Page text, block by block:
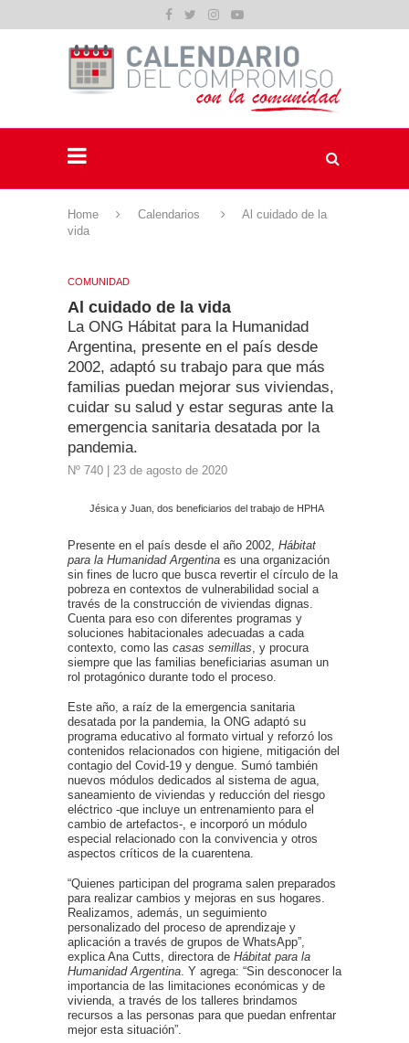
Home Calendarios
Al cuidado de la
vida
COMUNIDAD
Al cuidado de la vida
La ONG Hábitat para la Humanidad
Argentina, presente en el país desde
2002, adaptó su trabajo para que más
familias puedan mejorar sus viviendas,
cuidar su salud y estar seguras ante la
emergencia sanitaria desatada por la
pandemia.
Nº 740 | 23 de agosto de 2020
Jésica y Juan, dos beneficiarios del trabajo de HPHA
Presente en el país desde el año 2002, Hábitat
para la Humanidad Argentina es una organización
sin fines de lucro que busca revertir el círculo de la
pobreza en contextos de vulnerabilidad social a
través de la construcción de viviendas dignas.
Cuenta para eso con diferentes programas y
soluciones habitacionales adecuadas a cada
contexto, como las casas semillas , y procura
siempre que las familias beneficiarias asuman un
rol protagónico durante todo el proceso.
Este año, a raíz de la emergencia sanitaria
desatada por la pandemia, la ONG adaptó su
programa educativo al formato virtual y reforzó los
contenidos relacionados con higiene, mitigación del
contagio del Covid-19 y dengue. Sumó también
nuevos módulos dedicados al sistema de agua,
saneamiento de viviendas y reducción del riesgo
eléctrico -que incluye un entrenamiento para el
cambio de artefactos-, e incorporó un módulo
especial relacionado con la convivencia y otros
aspectos críticos de la cuarentena.
“Quienes participan del programa salen preparados
para realizar cambios y mejoras en sus hogares.
Realizamos, además, un seguimiento
personalizado del proceso de aprendizaje y
aplicación a través de grupos de WhatsApp”,
explica Ana Cutts, directora de Hábitat para la
Humanidad Argentina . Y agrega: “Sin desconocer la
importancia de las limitaciones económicas y de
vivienda, a través de los talleres brindamos
recursos a las personas para que puedan enfrentar
mejor esta situación”.